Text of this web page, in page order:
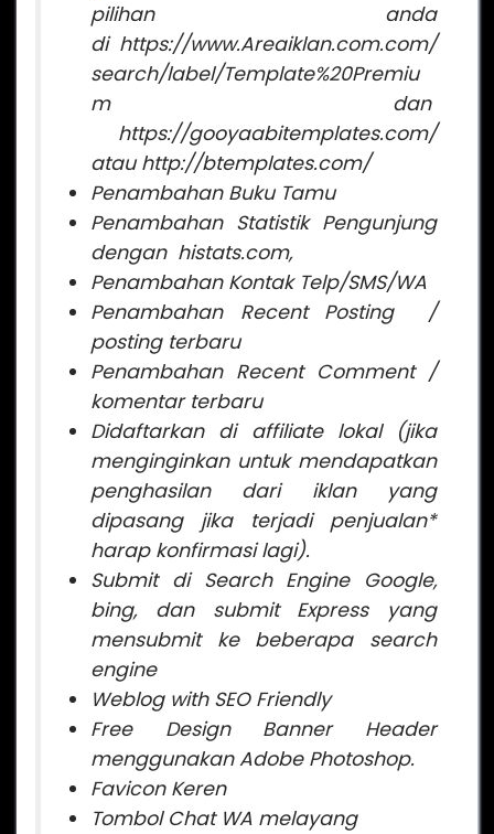
pilihan anda
di https://www.Areaiklan.com.com/
search/label/Template%20Premiu
m dan
https://gooyaabitemplates.com/
atau http://btemplates.com/
Penambahan Buku Tamu
Penambahan Statistik Pengunjung
dengan histats.com,
Penambahan Kontak Telp/SMS/WA
Penambahan Recent Posting /
posting terbaru
Penambahan Recent Comment /
komentar terbaru
Didaftarkan di affiliate lokal (jika
menginginkan untuk mendapatkan
penghasilan dari iklan yang
dipasang jika terjadi penjualan*
harap konfirmasi lagi).
Submit di Search Engine Google,
bing, dan submit Express yang
mensubmit ke beberapa search
engine
Weblog with SEO Friendly
Free Design Banner Header
menggunakan Adobe Photoshop.
Favicon Keren
Tombol Chat WA melayang